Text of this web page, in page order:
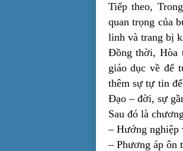
Tiếp theo,
quan trọng của
linh và trang bị
Đồng thời, Hòa
giáo dục về để
thêm sự tự tin
Đạo – đời, sự
Sau đó là
– Hướng nghiệp
– Phương áp